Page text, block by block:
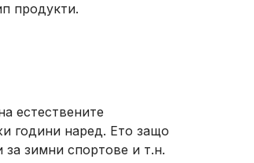
продукти.
естествените
години наред. Ето защо
зимни спортове и т.н.